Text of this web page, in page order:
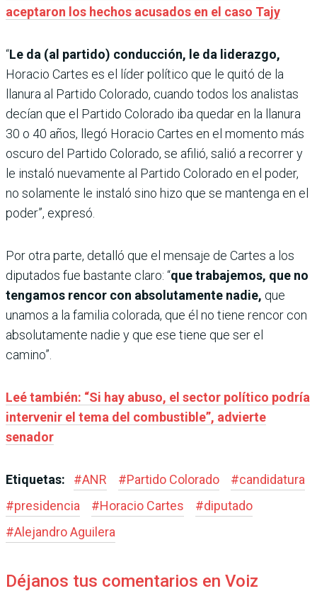
aceptaron los hechos acusados en el caso Tajy
“Le da (al partido) conducción, le da liderazgo,
Horacio Cartes es el líder político que le quitó de la
llanura al Partido Colorado, cuando todos los analistas
decían que el Partido Colorado iba quedar en la llanura
30 o 40 años, llegó Horacio Cartes en el momento más
oscuro del Partido Colorado, se afilió, salió a recorrer y
le instaló nuevamente al Partido Colorado en el poder,
no solamente le instaló sino hizo que se mantenga en el
poder”, expresó.
Por otra parte, detalló que el mensaje de Cartes a los
diputados fue bastante claro: “que trabajemos, que no
tengamos rencor con absolutamente nadie, que
unamos a la familia colorada, que él no tiene rencor con
absolutamente nadie y que ese tiene que ser el
camino”.
Leé también: “Si hay abuso, el sector político podría
intervenir el tema del combustible”, advierte
senador
Etiquetas: #ANR #Partido Colorado #candidatura
#presidencia #Horacio Cartes #diputado
#Alejandro Aguilera
Déjanos tus comentarios en Voiz